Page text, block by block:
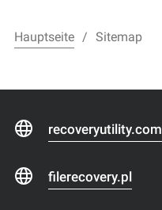
Hauptseite Sitemap
recoveryutility.com
filerecovery.pl